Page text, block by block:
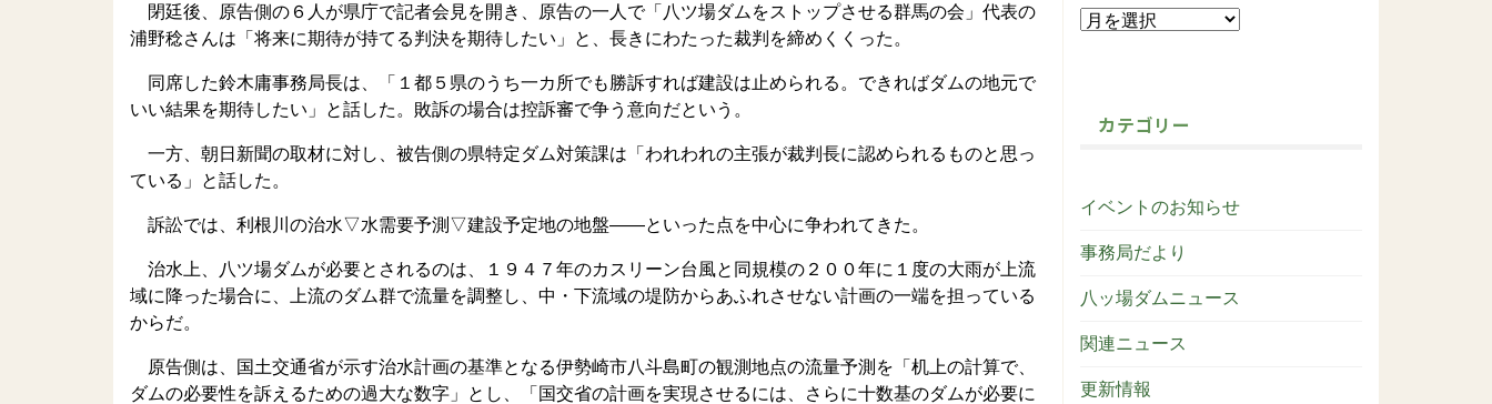
閉廷後、原告側の６人が県庁で記者会見を開き、原告の一人で「八ツ場ダムをストップさせる群馬の会」代表の
浦野稔さんは「将来に期待が持てる判決を期待したい」と、長きにわたった裁判を締めくくった。
同席した鈴木庸事務局長は、「１都５県のうち一カ所でも勝訴すれば建設は止められる。できればダムの地元で
いい結果を期待したい」と話した。敗訴の場合は控訴審で争う意向だという。
一方、朝日新聞の取材に対し、被告側の県特定ダム対策課は「われわれの主張が裁判長に認められるものと思っ
ている」と話した。
訴訟では、利根川の治水▽水需要予測▽建設予定地の地盤――といった点を中心に争われてきた。
治水上、八ツ場ダムが必要とされるのは、１９４７年のカスリーン台風と同規模の２００年に１度の大雨が上流
域に降った場合に、上流のダム群で流量を調整し、中・下流域の堤防からあふれさせない計画の一端を担っている
からだ。
原告側は、国土交通省が示す治水計画の基準となる伊勢崎市八斗島町の観測地点の流量予測を「机上の計算で、
ダムの必要性を訴えるための過大な数字」とし、「国交省の計画を実現させるには、さらに十数基のダムが必要に
カテゴリー
イベントのお知らせ
事務局だより
八ッ場ダムニュース
関連ニュース
更新情報